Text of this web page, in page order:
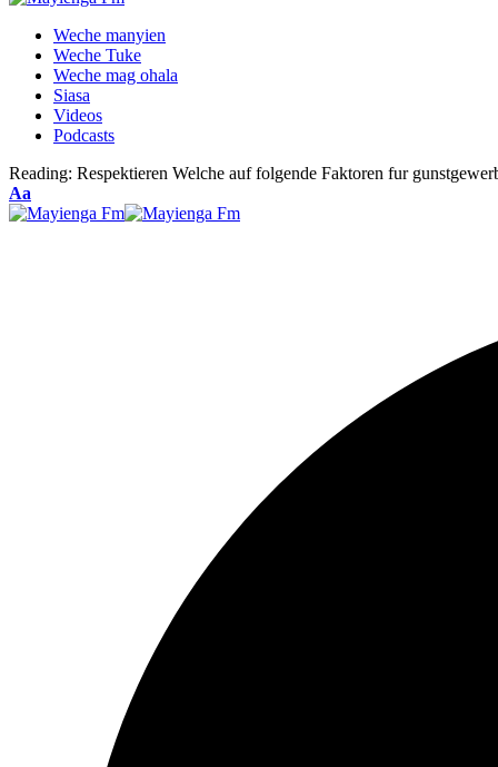
Weche manyien
Weche Tuke
Weche mag ohala
Siasa
Videos
Podcasts
Reading: Respektieren Welche auf folgende Faktoren fur
Font
Resizer
Aa